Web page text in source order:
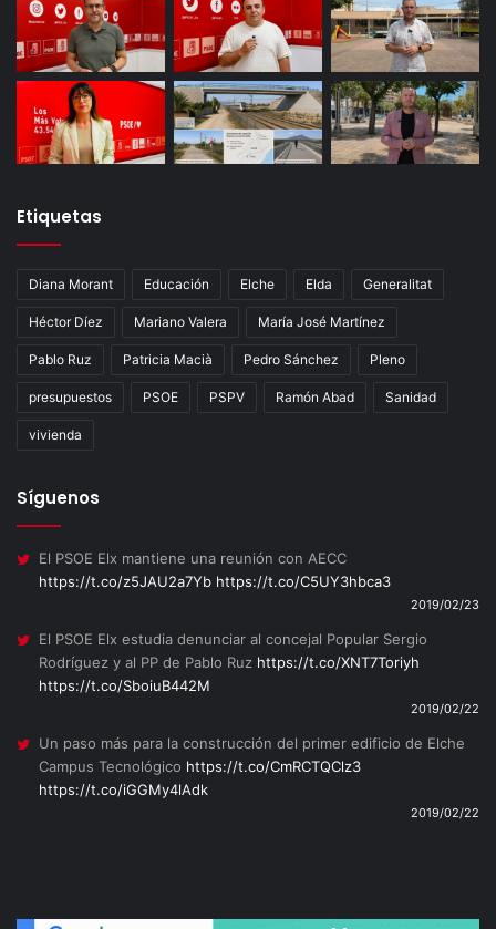
Etiquetas
Diana Morant Educación Elche Elda Generalitat
Héctor Díez Mariano Valera María José Martínez
Pablo Ruz Patricia Macià Pedro Sánchez Pleno
presupuestos PSOE PSPV Ramón Abad Sanidad
vivienda
Síguenos
El PSOE Elx mantiene una reunión con AECC
https://t.co/z5JAU2a7Yb https://t.co/C5UY3hbca3
2019/02/23
El PSOE Elx estudia denunciar al concejal Popular Sergio
Rodríguez y al PP de Pablo Ruz https://t.co/XNT7Toriyh
https://t.co/SboiuB442M
2019/02/22
Un paso más para la construcción del primer edificio de Elche
Campus Tecnológico https://t.co/CmRCTQClz3
https://t.co/iGGMy4lAdk
2019/02/22